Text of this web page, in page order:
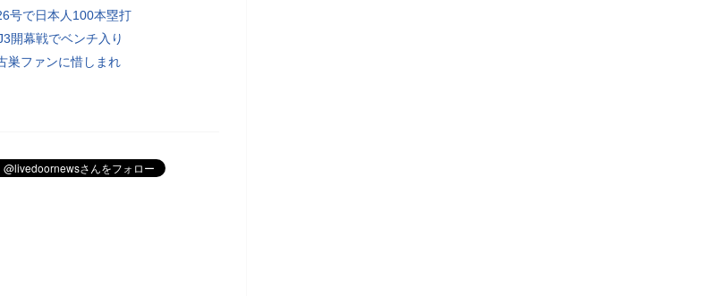
号で日本人100本塁打
開幕戦でベンチ入り
巣ファンに惜しまれ